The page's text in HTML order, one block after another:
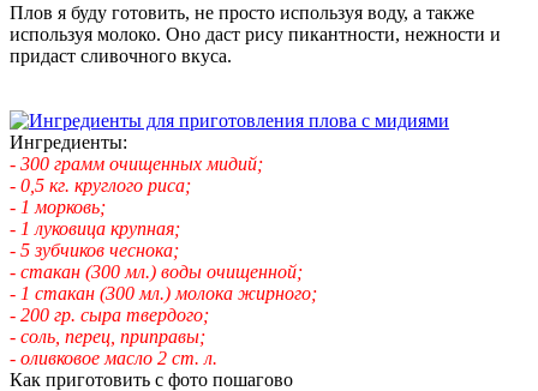
Плов я буду готовить, не просто используя воду, а также
используя молоко. Оно даст рису пикантности, нежности и
придаст сливочного вкуса.
Ингредиенты:
- 300 грамм очищенных мидий;
- 0,5 кг. круглого риса;
- 1 морковь;
- 1 луковица крупная;
- 5 зубчиков чеснока;
- стакан (300 мл.) воды очищенной;
- 1 стакан (300 мл.) молока жирного;
- 200 гр. сыра твердого;
- соль, перец, приправы;
- оливковое масло 2 ст. л.
Как приготовить с фото пошагово